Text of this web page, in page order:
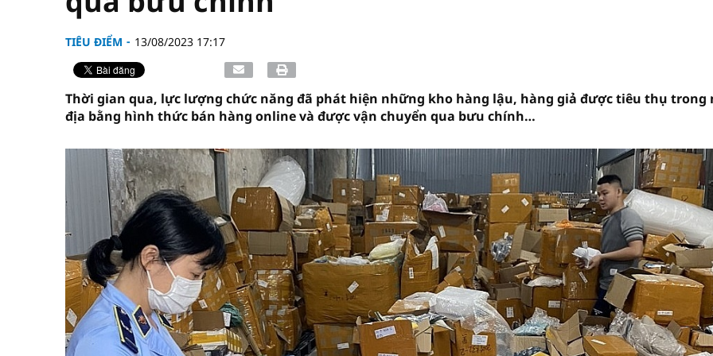
TIÊU ĐIỂM 13/08/2023 17:17
Thời gian qua, lực lượng chức năng đã phát hiện những kho hàng lậu, hàng giả được tiêu thụ trong
địa bằng hình thức bán hàng online và được vận chuyển qua bưu chính…